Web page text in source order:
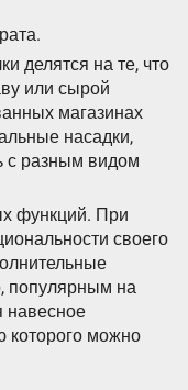
делятся на те, что
или сырой
магазинах
насадки,
с разным видом
функций. При
своего
популярным на
навесное
которого можно